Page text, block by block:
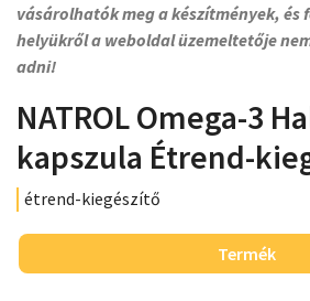
vásárolhatók meg a készítmények, és
helyükről a weboldal üzemeltetője
adni!
NATROL Omega-3
kapszula Étrend-
étrend-kiegészítő
Termék